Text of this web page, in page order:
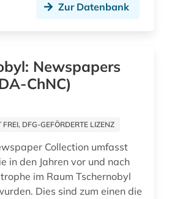
Zur Datenbank
Newspapers
ChNC)
DFG-GEFÖRDERTE LIZENZ
Collection umfasst
in den Jahren vor und nach
im Raum Tschernobyl
Dies sind zum einen die